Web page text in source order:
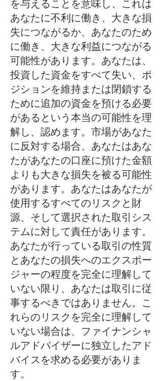
を与えることを意味し、これは
あなたに不利に働き、大きな損
失につながるか、あなたのため
に働き、大きな利益につながる
可能性があります。あなたは、
投資した資金をすべて失い、ポ
ジションを維持または閉鎖する
ために追加の資金を預ける必要
があるという本当の可能性を理
解し、認めます。市場があなた
に反対する場合、あなたはあな
たがあなたの口座に預けた金額
よりも大きな損失を被る可能性
があります。あなたはあなたが
使用するすべてのリスクと財
源、そして選択された取引シス
テムに対して責任があります。
あなたが行っている取引の性質
とあなたの損失へのエクスポー
ジャーの程度を完全に理解して
いない限り、あなたは取引に従
事するべきではありません。こ
れらのリスクを完全に理解して
いない場合は、ファイナンシャ
ルアドバイザーに独立したアド
バイスを求める必要がありま
す。